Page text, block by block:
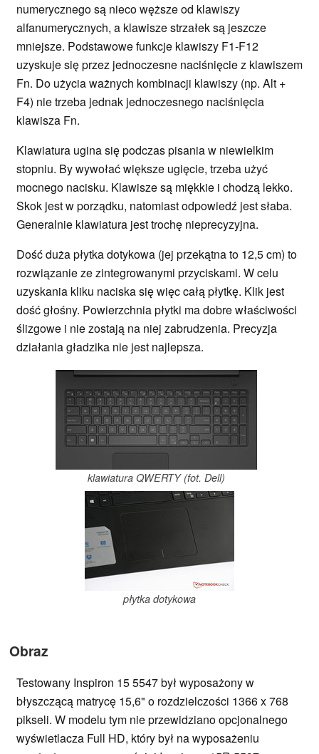
numerycznego są nieco węższe od klawiszy
alfanumerycznych, a klawisze strzałek są jeszcze
mniejsze. Podstawowe funkcje klawiszy F1-F12
uzyskuje się przez jednoczesne naciśnięcie z klawiszem
Fn. Do użycia ważnych kombinacji klawiszy (np. Alt +
F4) nie trzeba jednak jednoczesnego naciśnięcia
klawisza Fn.
Klawiatura ugina się podczas pisania w niewielkim
stopniu. By wywołać większe ugięcie, trzeba użyć
mocnego nacisku. Klawisze są miękkie i chodzą lekko.
Skok jest w porządku, natomiast odpowiedź jest słaba.
Generalnie klawiatura jest trochę nieprecyzyjna.
Dość duża płytka dotykowa (jej przekątna to 12,5 cm) to
rozwiązanie ze zintegrowanymi przyciskami. W celu
uzyskania kliku naciska się więc całą płytkę. Klik jest
dość głośny. Powierzchnia płytki ma dobre właściwości
ślizgowe i nie zostają na niej zabrudzenia. Precyzja
działania gładzika nie jest najlepsza.
klawiatura QWERTY (fot. Dell)
płytka dotykowa
Obraz
Testowany Inspiron 15 5547 był wyposażony w
błyszczącą matrycę 15,6" o rozdzielczości 1366 x 768
pikseli. W modelu tym nie przewidziano opcjonalnego
wyświetlacza Full HD, który był na wyposażeniu